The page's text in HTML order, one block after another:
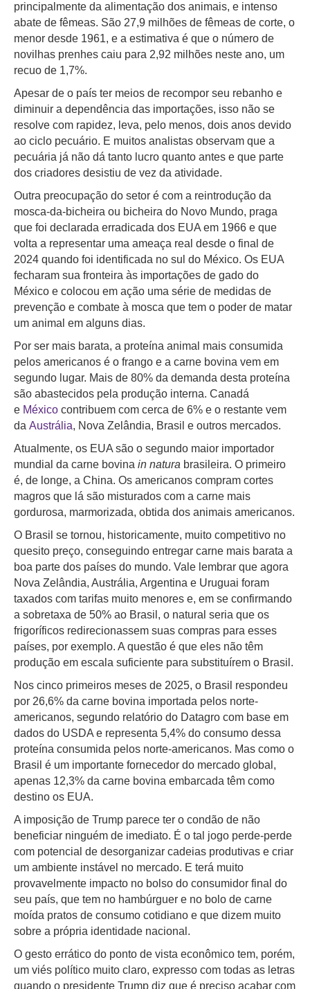
principalmente da alimentação dos animais, e intenso
abate de fêmeas. São 27,9 milhões de fêmeas de corte, o
menor desde 1961, e a estimativa é que o número de
novilhas prenhes caiu para 2,92 milhões neste ano, um
recuo de 1,7%.
Apesar de o país ter meios de recompor seu rebanho e
diminuir a dependência das importações, isso não se
resolve com rapidez, leva, pelo menos, dois anos devido
ao ciclo pecuário. E muitos analistas observam que a
pecuária já não dá tanto lucro quanto antes e que parte
dos criadores desistiu de vez da atividade.
Outra preocupação do setor é com a reintrodução da
mosca-da-bicheira ou bicheira do Novo Mundo, praga
que foi declarada erradicada dos EUA em 1966 e que
volta a representar uma ameaça real desde o final de
2024 quando foi identificada no sul do México. Os EUA
fecharam sua fronteira às importações de gado do
México e colocou em ação uma série de medidas de
prevenção e combate à mosca que tem o poder de matar
um animal em alguns dias.
Por ser mais barata, a proteína animal mais consumida
pelos americanos é o frango e a carne bovina vem em
segundo lugar. Mais de 80% da demanda desta proteína
são abastecidos pela produção interna. Canadá
e México contribuem com cerca de 6% e o restante vem
da Austrália, Nova Zelândia, Brasil e outros mercados.
Atualmente, os EUA são o segundo maior importador
mundial da carne bovina in natura brasileira. O primeiro
é, de longe, a China. Os americanos compram cortes
magros que lá são misturados com a carne mais
gordurosa, marmorizada, obtida dos animais americanos.
O Brasil se tornou, historicamente, muito competitivo no
quesito preço, conseguindo entregar carne mais barata a
boa parte dos países do mundo. Vale lembrar que agora
Nova Zelândia, Austrália, Argentina e Uruguai foram
taxados com tarifas muito menores e, em se confirmando
a sobretaxa de 50% ao Brasil, o natural seria que os
frigoríficos redirecionassem suas compras para esses
países, por exemplo. A questão é que eles não têm
produção em escala suficiente para substituírem o Brasil.
Nos cinco primeiros meses de 2025, o Brasil respondeu
por 26,6% da carne bovina importada pelos norte-
americanos, segundo relatório do Datagro com base em
dados do USDA e representa 5,4% do consumo dessa
proteína consumida pelos norte-americanos. Mas como o
Brasil é um importante fornecedor do mercado global,
apenas 12,3% da carne bovina embarcada têm como
destino os EUA.
A imposição de Trump parece ter o condão de não
beneficiar ninguém de imediato. É o tal jogo perde-perde
com potencial de desorganizar cadeias produtivas e criar
um ambiente instável no mercado. E terá muito
provavelmente impacto no bolso do consumidor final do
seu país, que tem no hambúrguer e no bolo de carne
moída pratos de consumo cotidiano e que dizem muito
sobre a própria identidade nacional.
O gesto errático do ponto de vista econômico tem, porém,
um viés político muito claro, expresso com todas as letras
quando o presidente Trump diz que é preciso acabar com